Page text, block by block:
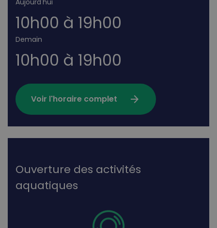
Aujourd'hui
10h00 à 19h00
Demain
10h00 à 19h00
Voir l'horaire complet arrow_forward
Ouverture des activités
aquatiques